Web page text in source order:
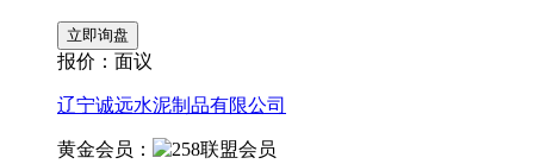
报价： 面议
辽宁诚远水泥制品有限公司
黄金会员：